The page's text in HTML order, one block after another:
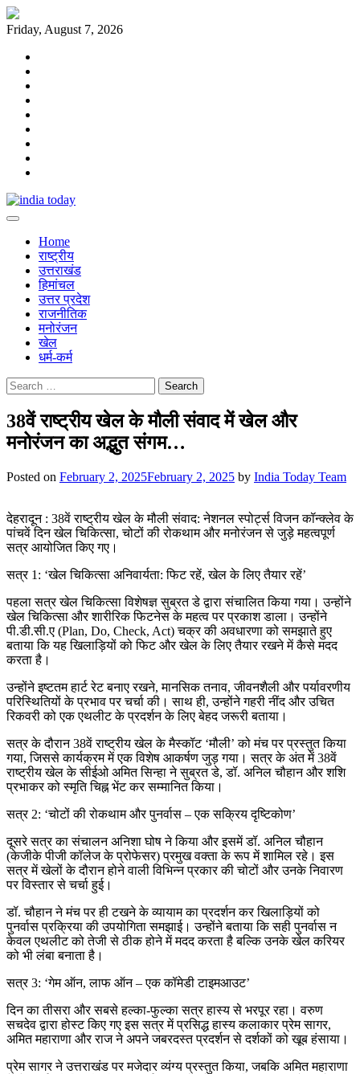
Skip
to
Friday, August 7, 2026
Home
राष्ट्रीय
उत्तराखंड
हिमांचल
उत्तर प्रदेश
राजनीतिक
मनोरंजन
खेल
धर्म-कर्म
Search
for:
38वें राष्ट्रीय खेल के मौली संवाद में खेल और
मनोरंजन का अद्भुत संगम…
Posted on February 2, 2025February 2, 2025 by India Today Team
देहरादून : 38वें राष्ट्रीय खेल के मौली संवाद: नेशनल स्पोर्ट्स विजन कॉन्क्लेव के
पांचवें दिन खेल चिकित्सा, चोटों की रोकथाम और मनोरंजन से जुड़े महत्वपूर्ण
सत्र आयोजित किए गए।
सत्र 1: ‘खेल चिकित्सा अनिवार्यता: फिट रहें, खेल के लिए तैयार रहें’
पहला सत्र खेल चिकित्सा विशेषज्ञ सुब्रत डे द्वारा संचालित किया गया। उन्होंने
खेल चिकित्सा और शारीरिक फिटनेस के महत्व पर प्रकाश डाला। उन्होंने
पी.डी.सी.ए (Plan, Do, Check, Act) चक्र की अवधारणा को समझाते हुए
बताया कि यह खिलाड़ियों को फिट और खेल के लिए तैयार रखने में कैसे मदद
करता है।
उन्होंने इष्टतम हार्ट रेट बनाए रखने, मानसिक तनाव, जीवनशैली और पर्यावरणीय
परिस्थितियों के प्रभाव पर चर्चा की। साथ ही, उन्होंने गहरी नींद और उचित
रिकवरी को एक एथलीट के प्रदर्शन के लिए बेहद जरूरी बताया।
सत्र के दौरान 38वें राष्ट्रीय खेल के मैस्कॉट ‘मौली’ को मंच पर प्रस्तुत किया
गया, जिससे कार्यक्रम में एक विशेष आकर्षण जुड़ गया। सत्र के अंत में 38वें
राष्ट्रीय खेल के सीईओ अमित सिन्हा ने सुब्रत डे, डॉ. अनिल चौहान और शशि
प्रभाकर को स्मृति चिह्न भेंट कर सम्मानित किया।
सत्र 2: ‘चोटों की रोकथाम और पुनर्वास – एक सक्रिय दृष्टिकोण’
दूसरे सत्र का संचालन अनिशा घोष ने किया और इसमें डॉ. अनिल चौहान
(केजीके पीजी कॉलेज के प्रोफेसर) प्रमुख वक्ता के रूप में शामिल रहे। इस
सत्र में खेलों के दौरान होने वाली विभिन्न प्रकार की चोटों और उनके निवारण
पर विस्तार से चर्चा हुई।
डॉ. चौहान ने मंच पर ही टखने के व्यायाम का प्रदर्शन कर खिलाड़ियों को
पुनर्वास प्रक्रिया की उपयोगिता समझाई। उन्होंने बताया कि सही पुनर्वास न
केवल एथलीट को तेजी से ठीक होने में मदद करता है बल्कि उनके खेल करियर
को भी लंबा बनाता है।
सत्र 3: ‘गेम ऑन, लाफ ऑन – एक कॉमेडी टाइमआउट’
दिन का तीसरा और सबसे हल्का-फुल्का सत्र हास्य से भरपूर रहा। वरुण
सचदेव द्वारा होस्ट किए गए इस सत्र में प्रसिद्ध हास्य कलाकार प्रेम सागर,
अमित महाराणा और राज ने अपने जबरदस्त प्रदर्शन से दर्शकों को खूब हंसाया।
प्रेम सागर ने उत्तराखंड पर मजेदार व्यंग्य प्रस्तुत किया, जबकि अमित महाराणा